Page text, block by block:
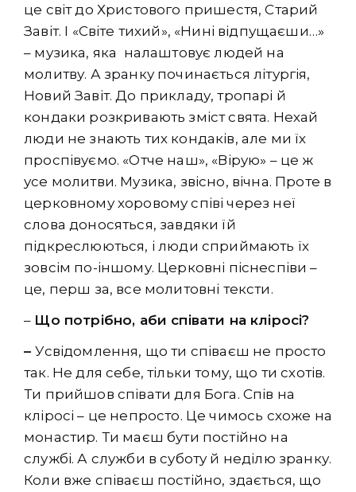
це світ до Христового пришестя, Старий
Завіт. І «Світе тихий», «Нині відпущаєши…»
– музика, яка налаштовує людей на
молитву. А зранку починається літургія,
Новий Завіт. До прикладу, тропарі й
кондаки розкривають зміст свята. Нехай
люди не знають тих кондаків, але ми їх
проспівуємо. «Отче наш», «Вірую» – це ж
усе молитви. Музика, звісно, вічна. Проте в
церковному хоровому співі через неї
слова доносяться, завдяки їй
підкреслюються, і люди сприймають їх
зовсім по-іншому. Церковні піснеспіви –
це, перш за, все молитовні тексти.
– Що потрібно, аби співати на кліросі?
–Усвідомлення, що ти співаєш не просто
так. Не для себе, тільки тому, що ти схотів.
Ти прийшов співати для Бога. Спів на
кліросі – це непросто. Це чимось схоже на
монастир. Ти маєш бути постійно на
службі. А служби в суботу й неділю зранку.
Коли вже співаєш постійно, здається, що